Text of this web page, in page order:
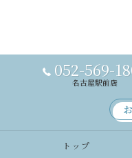
052-569-
名古屋駅前店
トップ